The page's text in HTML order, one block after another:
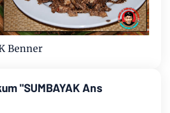
Benner
"SUMBAYAK Ans